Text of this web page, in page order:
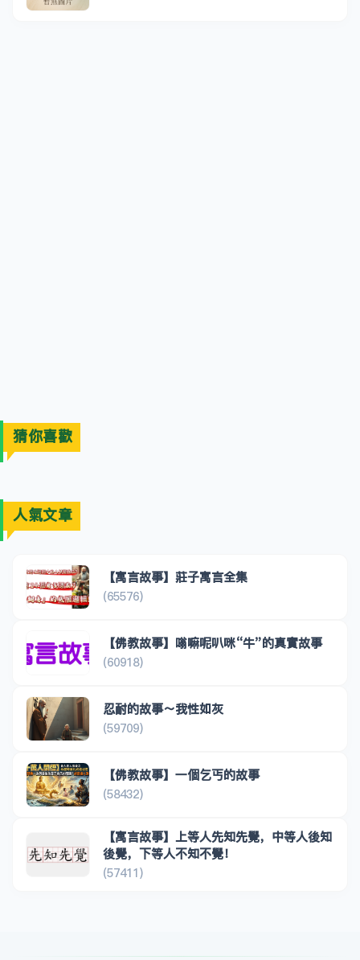
猜你喜歡
人氣文章
【寓言故事】莊子寓言全集
(65576)
【佛教故事】嗡嘛呢叭咪“牛”的真實故事
(60918)
忍耐的故事～我性如灰
(59709)
【佛教故事】一個乞丐的故事
(58432)
【寓言故事】上等人先知先覺，中等人後知
後覺，下等人不知不覺！
(57411)